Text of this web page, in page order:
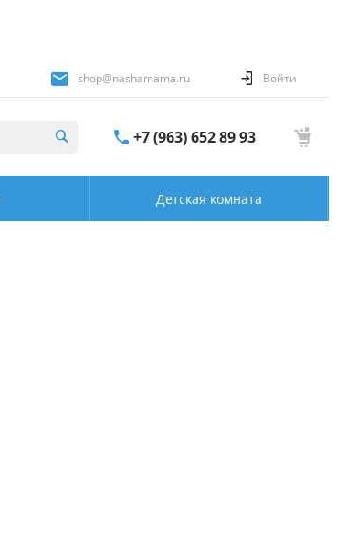
shop@nashamama.ru Войти
+7 (963) 652 89 93
Детская комната